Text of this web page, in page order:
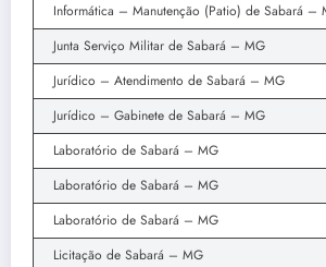
Informática – Manutenção (Patio) de Sabará –
Junta Serviço Militar de Sabará – MG
Jurídico – Atendimento de Sabará – MG
Jurídico – Gabinete de Sabará – MG
Laboratório de Sabará – MG
Laboratório de Sabará – MG
Laboratório de Sabará – MG
Licitação de Sabará – MG